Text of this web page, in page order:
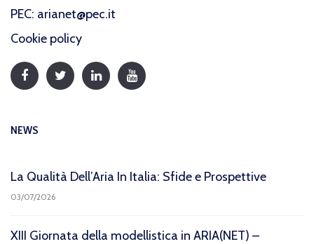
PEC: arianet@pec.it
Cookie policy
NEWS
La Qualità Dell’Aria In Italia: Sfide e Prospettive
03/07/2026
XIII Giornata della modellistica in ARIA(NET) –